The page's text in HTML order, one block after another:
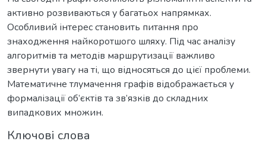
активно розвиваються у багатьох напрямках.
Особливий інтерес становить питання про
знаходження найкоротшого шляху. Під час аналізу
алгоритмів та методів маршрутизації важливо
звернути увагу на ті, що відносяться до цієї проблеми.
Математичне тлумачення графів відображається у
формалізації об’єктів та зв’язків до складних
випадкових множин.
Ключові слова